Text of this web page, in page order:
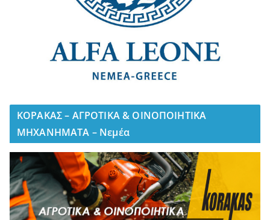
ΚΟΡΑΚΑΣ – ΑΓΡΟΤΙΚΑ & ΟΙΝΟΠΟΙΗΤΙΚΑ
ΜΗΧΑΝΗΜΑΤΑ – Νεμέα